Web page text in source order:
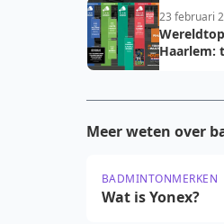
23 februari
Haarlem:
Meer weten over
BADMINTONMERKEN
Wat is Yonex?